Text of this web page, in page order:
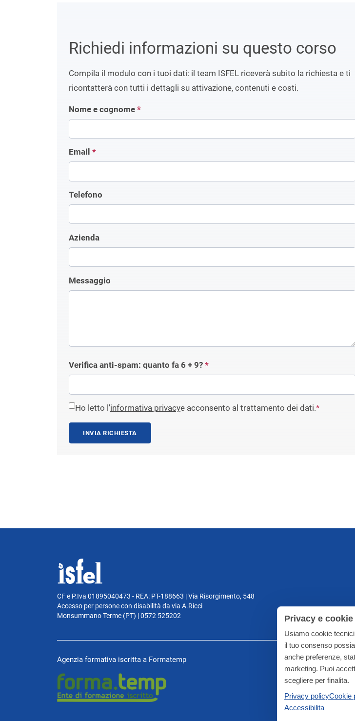
Richiedi informazioni su questo corso
Compila il modulo con i tuoi dati: il team ISFEL riceverà subito la richiesta e ti
ricontatterà con tutti i dettagli su attivazione, contenuti e costi.
Nome e cognome *
Email *
Telefono
Azienda
Messaggio
Verifica anti-spam: quanto fa 6 + 9? *
Ho letto l'informativa privacye acconsento al trattamento dei dati.*
INVIA RICHIESTA
CF e P.Iva 01895040473 - REA: PT-188663 | Via Risorgimento, 548
Accesso per persone con disabilità da via A.Ricci
Monsummano Terme (PT) | 0572 525202
Agenzia formativa iscritta a Formatemp
Privacy e cookie
Usiamo cookie
il tuo consenso
anche preferenze,
marketing. Puoi
scegliere per finalita.
Privacy policyCookie
Accessibilita